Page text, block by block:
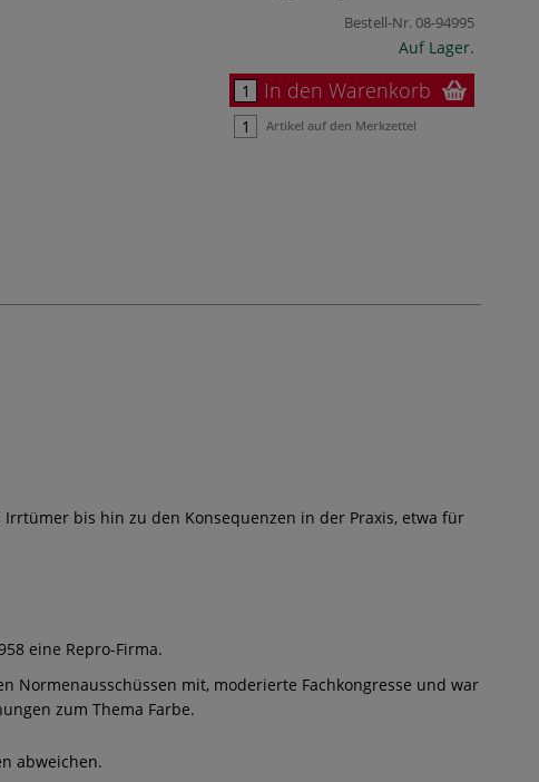
Bestell-Nr.08-94995
Auf Lager.
In den Warenkorb
Artikel auf den Merkzettel
bis hin zu den Konsequenzen in der Praxis, etwa für
eine Repro-Firma.
Normenausschüssen mit, moderierte Fachkongresse und war
zum Thema Farbe.
abweichen.